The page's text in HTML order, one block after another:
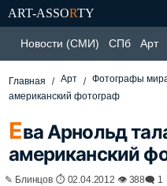
ART-ASSORTY
Новости (СМИ) СПб Арт
Главная Арт Фотографы
американский фотограф
Ева Арнольд
американский
✎ Блинцов ⏱ 02.04.2012 👁 388🗨 1